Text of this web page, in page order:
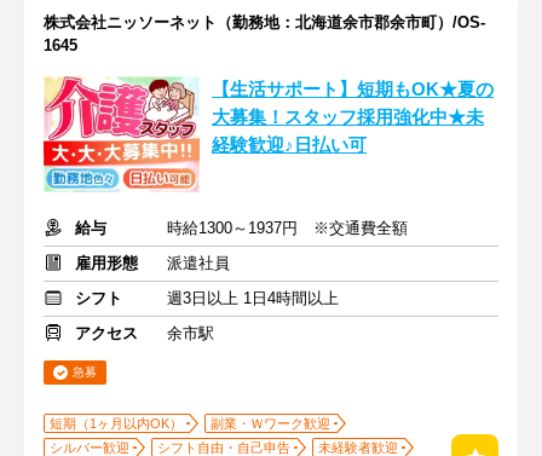
株式会社ニッソーネット（勤務地：北海道余市郡余市町）/OS-
1645
【生活サポート】短期もOK★夏の
大募集！スタッフ採用強化中★未
経験歓迎♪日払い可
給与
時給1300～1937円 ※交通費全額
雇用形態
派遣社員
シフト
週3日以上 1日4時間以上
アクセス
余市駅
急募
短期（1ヶ月以内OK）
副業・Ｗワーク歓迎
シルバー歓迎
シフト自由・自己申告
未経験者歓迎